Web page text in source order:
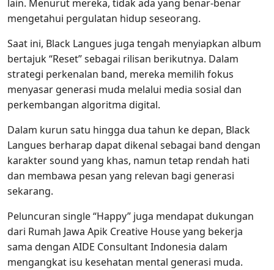
lain. Menurut mereka, tidak ada yang benar-benar
mengetahui pergulatan hidup seseorang.
Saat ini, Black Langues juga tengah menyiapkan album
bertajuk “Reset” sebagai rilisan berikutnya. Dalam
strategi perkenalan band, mereka memilih fokus
menyasar generasi muda melalui media sosial dan
perkembangan algoritma digital.
Dalam kurun satu hingga dua tahun ke depan, Black
Langues berharap dapat dikenal sebagai band dengan
karakter sound yang khas, namun tetap rendah hati
dan membawa pesan yang relevan bagi generasi
sekarang.
Peluncuran single “Happy” juga mendapat dukungan
dari Rumah Jawa Apik Creative House yang bekerja
sama dengan AIDE Consultant Indonesia dalam
mengangkat isu kesehatan mental generasi muda.